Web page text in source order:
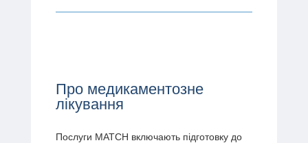
Про медикаментозне
лікування
Послуги MATCH включають підготовку до